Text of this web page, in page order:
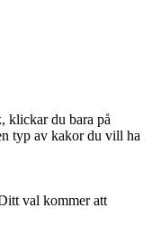
klickar du bara på
typ av kakor du vill ha
val kommer att